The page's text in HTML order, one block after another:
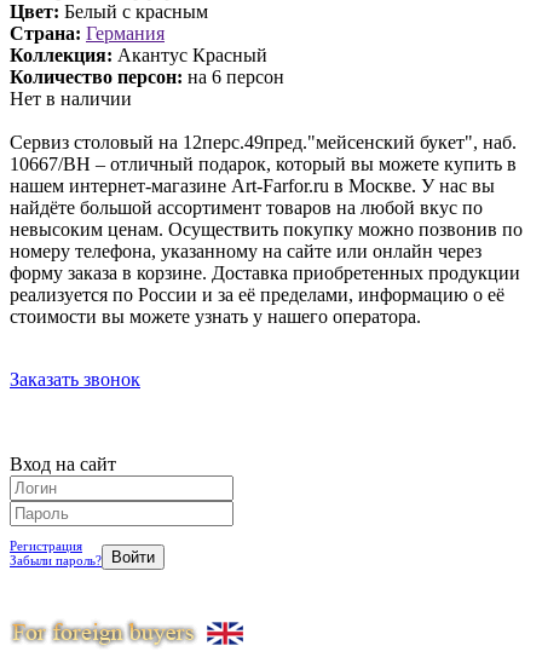
Цвет: Белый с красным
Страна: Германия
Коллекция: Акантус Красный
Количество персон: на 6 персон
Нет в наличии
Сервиз столовый на 12перс.49пред."мейсенский букет", наб.
10667/BH – отличный подарок, который вы можете купить в
нашем интернет-магазине Art-Farfor.ru в Москве. У нас вы
найдёте большой ассортимент товаров на любой вкус по
невысоким ценам. Осуществить покупку можно позвонив по
номеру телефона, указанному на сайте или онлайн через
форму заказа в корзине. Доставка приобретенных продукции
реализуется по России и за её пределами, информацию о её
стоимости вы можете узнать у нашего оператора.
Заказать звонок
Вход на сайт
Регистрация
Забыли пароль?